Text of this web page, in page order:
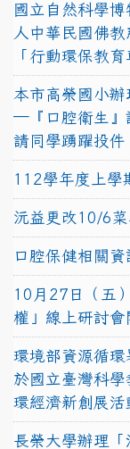
國立自然科學
人中華民國佛
「行動環保教
本市高榮國小
─『口腔衛生』
請同學踴躍投件
112學年度上
沅益更改10/6
口腔保健相關資
10月27日（五
權」線上研討
環境部資源循
於國立臺灣科
環經濟新創展活
長榮大學辦理